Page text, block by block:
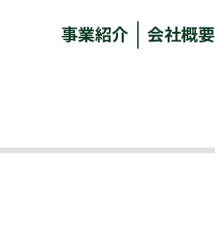
事業紹介 会社概要